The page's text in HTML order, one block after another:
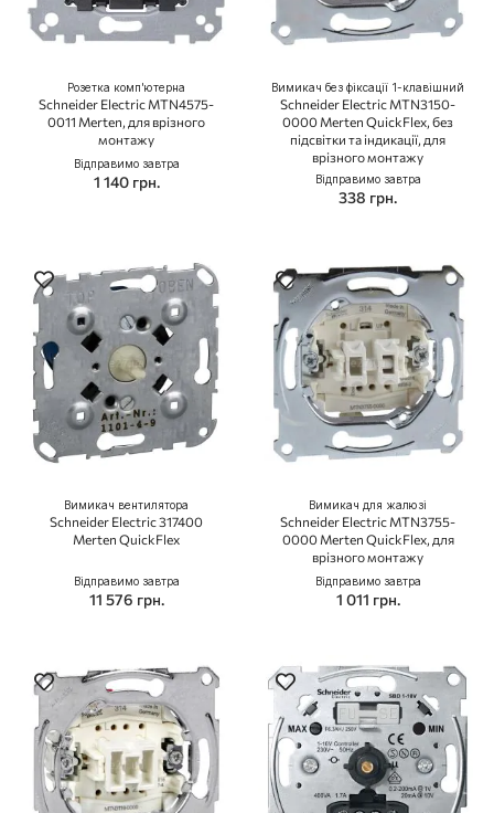
Розетка комп'ютерна
Schneider Electric MTN4575-
0011 Merten, для врізного
монтажу
Відправимо завтра
1 140 грн.
Вимикач без фіксації 1-клавішний
Schneider Electric MTN3150-
0000 Merten QuickFlex, без
підсвітки та індикації, для
врізного монтажу
Відправимо завтра
338 грн.
Вимикач вентилятора
Schneider Electric 317400
Merten QuickFlex
Відправимо завтра
11 576 грн.
Вимикач для жалюзі
Schneider Electric MTN3755-
0000 Merten QuickFlex, для
врізного монтажу
Відправимо завтра
1 011 грн.